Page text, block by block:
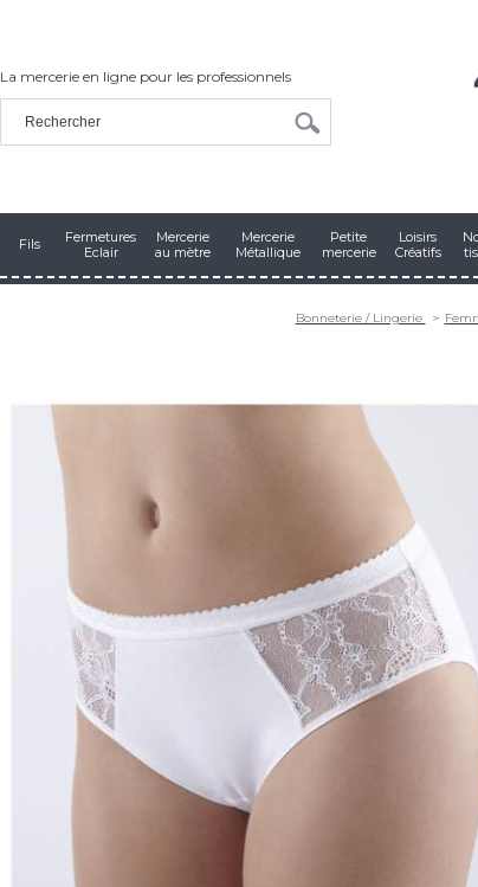
La mercerie en ligne pour les professionnels
Fils
Fermetures
Eclair
Mercerie
au mètre
Mercerie
Métallique
Petite
mercerie
Loisirs
Créatifs
Bonneterie / Lingerie